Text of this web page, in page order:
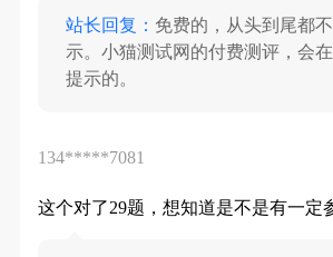
站长回复： 免费的，从头到尾都
示。小猫测试网的付费测评，会
提示的。
134*****7081
这个对了29题，想知道是不是有一定